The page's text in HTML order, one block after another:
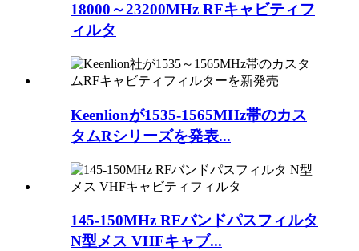
18000～23200MHz RFキャビティフ
ィルタ
Keenlionが1535-1565MHz帯のカス
タムRシリーズを発表...
145-150MHz RFバンドパスフィルタ
N型メス VHFキャブ...